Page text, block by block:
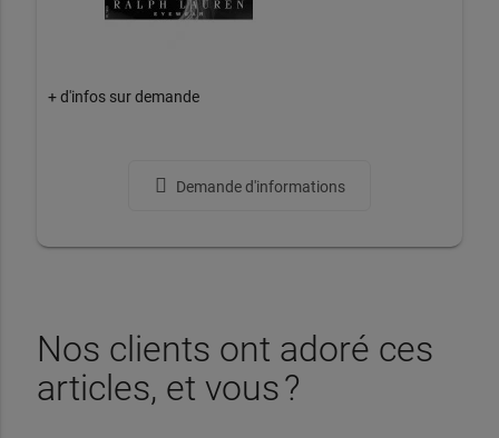
+ d'infos sur demande
Demande d'informations
Nos clients ont adoré ces
articles, et vous ?